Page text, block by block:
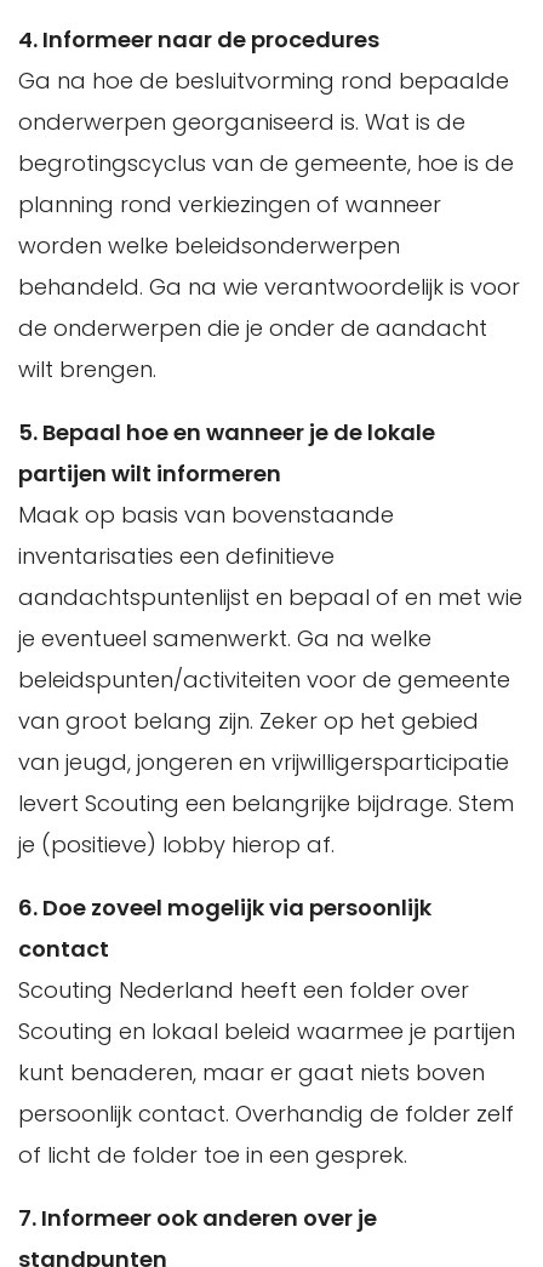
4. Informeer naar de procedures
Ga na hoe de besluitvorming rond bepaalde
onderwerpen georganiseerd is. Wat is de
begrotingscyclus van de gemeente, hoe is de
planning rond verkiezingen of wanneer
worden welke beleidsonderwerpen
behandeld. Ga na wie verantwoordelijk is voor
de onderwerpen die je onder de aandacht
wilt brengen.
5. Bepaal hoe en wanneer je de lokale
partijen wilt informeren
Maak op basis van bovenstaande
inventarisaties een definitieve
aandachtspuntenlijst en bepaal of en met wie
je eventueel samenwerkt. Ga na welke
beleidspunten/activiteiten voor de gemeente
van groot belang zijn. Zeker op het gebied
van jeugd, jongeren en vrijwilligersparticipatie
levert Scouting een belangrijke bijdrage. Stem
je (positieve) lobby hierop af.
6. Doe zoveel mogelijk via persoonlijk
contact
Scouting Nederland heeft een folder over
Scouting en lokaal beleid waarmee je partijen
kunt benaderen, maar er gaat niets boven
persoonlijk contact. Overhandig de folder zelf
of licht de folder toe in een gesprek.
7. Informeer ook anderen over je
standpunten